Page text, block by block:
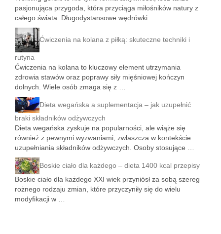
pasjonująca przygoda, która przyciąga miłośników natury z
całego świata. Długodystansowe wędrówki …
Ćwiczenia na kolana z piłką: skuteczne techniki i
rutyna
Ćwiczenia na kolana to kluczowy element utrzymania
zdrowia stawów oraz poprawy siły mięśniowej kończyn
dolnych. Wiele osób zmaga się z …
Dieta wegańska a suplementacja – jak uzupełnić
braki składników odżywczych
Dieta wegańska zyskuje na popularności, ale wiąże się
również z pewnymi wyzwaniami, zwłaszcza w kontekście
uzupełniania składników odżywczych. Osoby stosujące …
Boskie ciało dla każdego – dieta 1400 kcal przepisy
Boskie ciało dla każdego XXI wiek przyniósł za sobą szereg
rożnego rodzaju zmian, które przyczyniły się do wielu
modyfikacji w …